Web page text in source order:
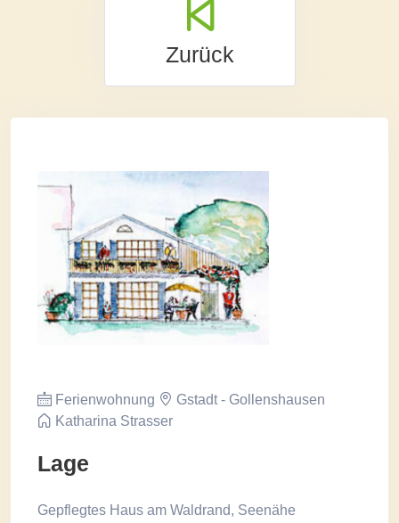
Zurück
Ferienwohnung
Gstadt - Gollenshausen
Katharina Strasser
Lage
Gepflegtes Haus am Waldrand, Seenähe